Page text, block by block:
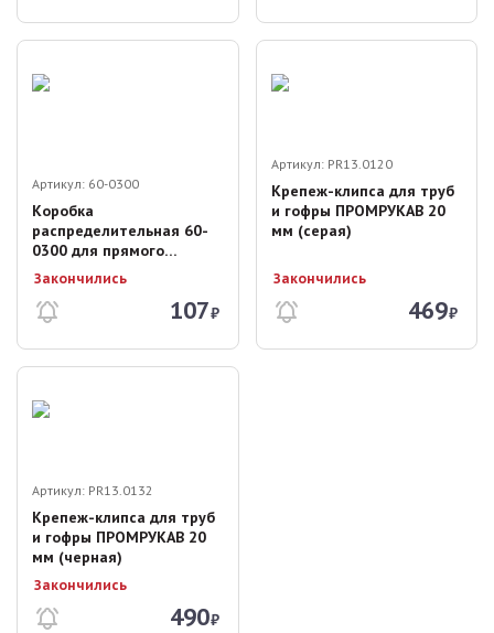
Артикул: 60-0300
Коробка
распределительная 60-
0300 для прямого
монтажа 100х100х50 мм
Закончились
107₽
Артикул: PR13.0120
Крепеж-клипса для труб
и гофры ПРОМРУКАВ 20
мм (серая)
Закончились
469₽
Артикул: PR13.0132
Крепеж-клипса для труб
и гофры ПРОМРУКАВ 20
мм (черная)
Закончились
490₽